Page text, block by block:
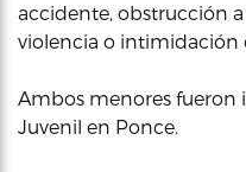
accidente, obstrucción
violencia o intimidación
Ambos menores fueron
Juvenil en Ponce.